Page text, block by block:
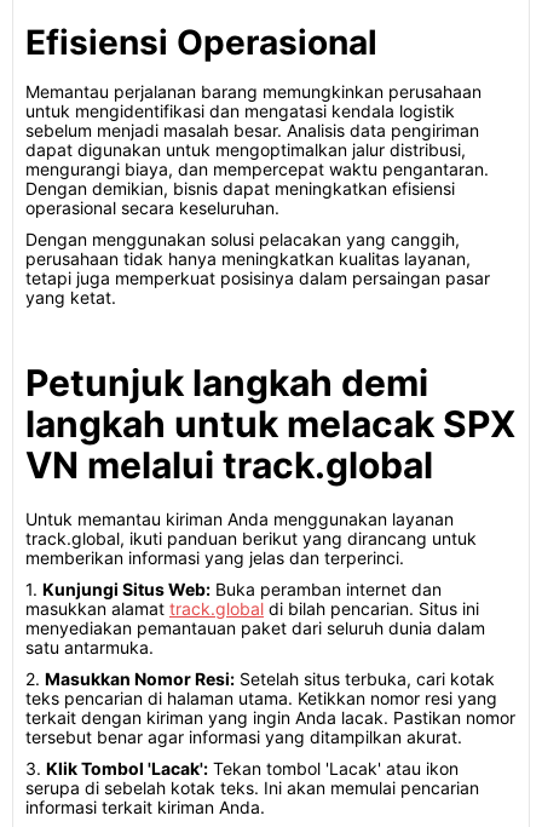
Efisiensi Operasional
Memantau perjalanan barang memungkinkan perusahaan
untuk mengidentifikasi dan mengatasi kendala logistik
sebelum menjadi masalah besar. Analisis data pengiriman
dapat digunakan untuk mengoptimalkan jalur distribusi,
mengurangi biaya, dan mempercepat waktu pengantaran.
Dengan demikian, bisnis dapat meningkatkan efisiensi
operasional secara keseluruhan.
Dengan menggunakan solusi pelacakan yang canggih,
perusahaan tidak hanya meningkatkan kualitas layanan,
tetapi juga memperkuat posisinya dalam persaingan pasar
yang ketat.
Petunjuk langkah demi
langkah untuk melacak SPX
VN melalui track.global
Untuk memantau kiriman Anda menggunakan layanan
track.global, ikuti panduan berikut yang dirancang untuk
memberikan informasi yang jelas dan terperinci.
1. Kunjungi Situs Web: Buka peramban internet dan
masukkan alamat track.global di bilah pencarian. Situs ini
menyediakan pemantauan paket dari seluruh dunia dalam
satu antarmuka.
2. Masukkan Nomor Resi: Setelah situs terbuka, cari kotak
teks pencarian di halaman utama. Ketikkan nomor resi yang
terkait dengan kiriman yang ingin Anda lacak. Pastikan nomor
tersebut benar agar informasi yang ditampilkan akurat.
3. Klik Tombol 'Lacak': Tekan tombol 'Lacak' atau ikon
serupa di sebelah kotak teks. Ini akan memulai pencarian
informasi terkait kiriman Anda.